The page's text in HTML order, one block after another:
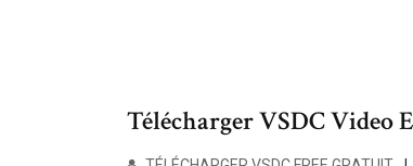
Télécharger VSDC Video